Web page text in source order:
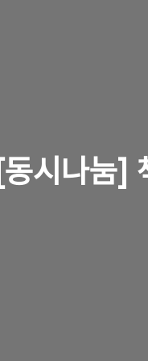
[동시나눔]